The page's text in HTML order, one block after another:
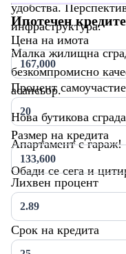
удобства.
инфраструктура.
Малка жилищна
безкомпромисно
асансьор.
Нова бутикова
Апартамент с гараж!
Обади се сега и
Ипотечен
Цена на имота
Процент самоучастие
Размер на кредита
Лихвен процент
Срок на кредита